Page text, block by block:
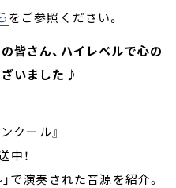
をご参照ください。
皆さん、ハイレベルで心の
いました♪
クール』
中！
で演奏された音源を紹介。